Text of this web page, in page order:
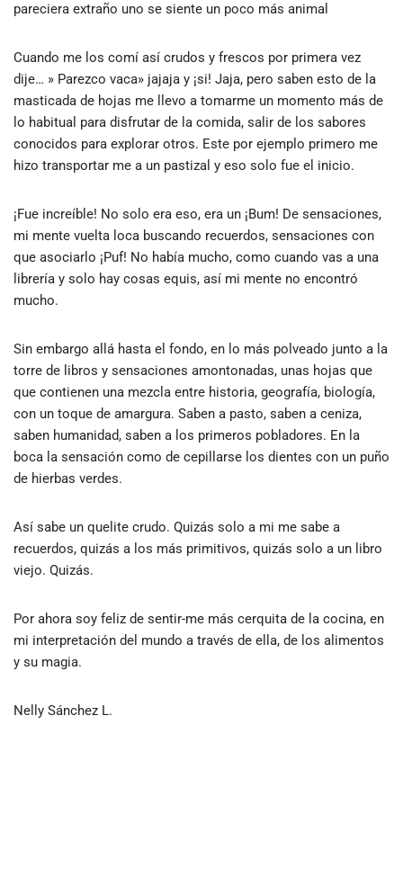
pareciera extraño uno se siente un poco más animal
Cuando me los comí así crudos y frescos por primera vez
dije… » Parezco vaca» jajaja y ¡si! Jaja, pero saben esto de la
masticada de hojas me llevo a tomarme un momento más de
lo habitual para disfrutar de la comida, salir de los sabores
conocidos para explorar otros. Este por ejemplo primero me
hizo transportar me a un pastizal y eso solo fue el inicio.
¡Fue increíble! No solo era eso, era un ¡Bum! De sensaciones,
mi mente vuelta loca buscando recuerdos, sensaciones con
que asociarlo ¡Puf! No había mucho, como cuando vas a una
librería y solo hay cosas equis, así mi mente no encontró
mucho.
Sin embargo allá hasta el fondo, en lo más polveado junto a la
torre de libros y sensaciones amontonadas, unas hojas que
que contienen una mezcla entre historia, geografía, biología,
con un toque de amargura. Saben a pasto, saben a ceniza,
saben humanidad, saben a los primeros pobladores. En la
boca la sensación como de cepillarse los dientes con un puño
de hierbas verdes.
Así sabe un quelite crudo. Quizás solo a mi me sabe a
recuerdos, quizás a los más primitivos, quizás solo a un libro
viejo. Quizás.
Por ahora soy feliz de sentir-me más cerquita de la cocina, en
mi interpretación del mundo a través de ella, de los alimentos
y su magia.
Nelly Sánchez L.